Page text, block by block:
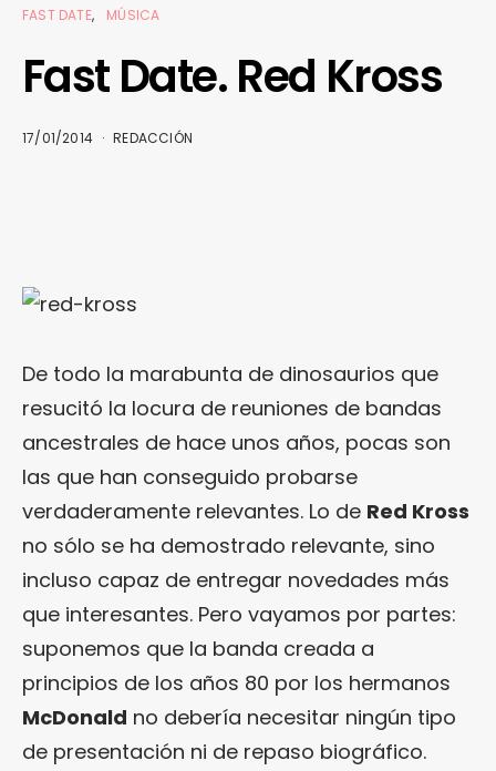
FAST DATE MÚSICA
Fast Date. Red Kross
17/01/2014 REDACCIÓN
De todo la marabunta de dinosaurios que
resucitó la locura de reuniones de bandas
ancestrales de hace unos años, pocas son
las que han conseguido probarse
verdaderamente relevantes. Lo de Red Kross
no sólo se ha demostrado relevante, sino
incluso capaz de entregar novedades más
que interesantes. Pero vayamos por partes:
suponemos que la banda creada a
principios de los años 80 por los hermanos
McDonald no debería necesitar ningún tipo
de presentación ni de repaso biográfico.